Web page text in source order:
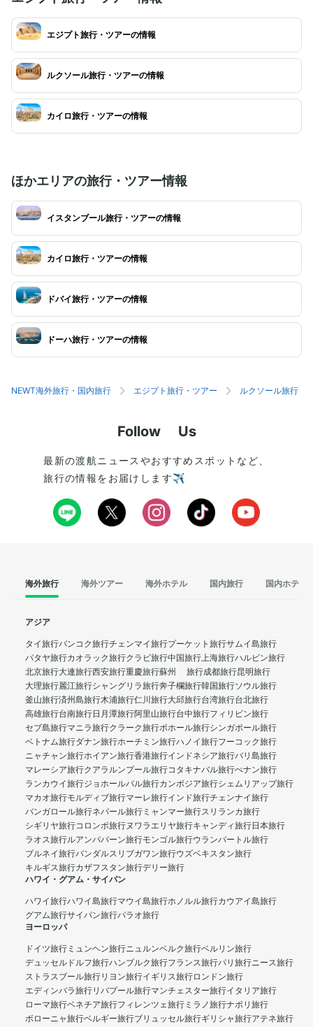
エジプト旅行・ツアーの情報
ルクソール旅行・ツアーの情報
カイロ旅行・ツアーの情報
ほかエリアの旅行・ツアー情報
イスタンブール旅行・ツアーの情報
カイロ旅行・ツアーの情報
ドバイ旅行・ツアーの情報
ドーハ旅行・ツアーの情報
NEWT海外旅行・国内旅行 エジプト旅行・ツアー ルクソール旅行・
Follow Us
最新の渡航ニュースやおすすめスポットなど、
旅行の情報をお届けします✈️
海外旅行 海外ツアー 海外ホテル 国内旅行 国内ホテル
アジア
タイ旅行バンコク旅行チェンマイ旅行プーケット旅行サムイ島旅行
パタヤ旅行カオラック旅行クラビ旅行中国旅行上海旅行ハルビン旅行
北京旅行大連旅行西安旅行重慶旅行蘇州 旅行成都旅行昆明旅行
大理旅行麗江旅行シャングリラ旅行奔子欄旅行韓国旅行ソウル旅行
釜山旅行済州島旅行木浦旅行仁川旅行大邱旅行台湾旅行台北旅行
高雄旅行台南旅行日月潭旅行阿里山旅行台中旅行フィリピン旅行
セブ島旅行マニラ旅行クラーク旅行ボホール旅行シンガポール旅行
ベトナム旅行ダナン旅行ホーチミン旅行ハノイ旅行フーコック旅行
ニャチャン旅行ホイアン旅行香港旅行インドネシア旅行バリ島旅行
マレーシア旅行クアラルンプール旅行コタキナバル旅行ぺナン旅行
ランカウイ旅行ジョホールバル旅行カンボジア旅行シェムリアップ旅行
マカオ旅行モルディブ旅行マーレ旅行インド旅行チェンナイ旅行
バンガロール旅行ネパール旅行 ミャンマー旅行スリランカ旅行
シギリヤ旅行コロンボ旅行ヌワラエリヤ旅行キャンディ旅行日本旅行
ラオス旅行ルアンパバーン旅行モンゴル旅行ウランバートル旅行
ブルネイ旅行バンダルスリブガワン旅行ウズベキスタン旅行
キルギス旅行カザフスタン旅行デリー旅行
ハワイ・グアム・サイパン
ハワイ旅行ハワイ島旅行マウイ島旅行ホノルル旅行カウアイ島旅行
グアム旅行サイパン旅行パラオ旅行
ヨーロッパ
ドイツ旅行 ミュンヘン旅行ニュルンベルク旅行ベルリン旅行
デュッセルドルフ旅行ハンブルク旅行フランス旅行パリ旅行ニース旅行
ストラスブール旅行リヨン旅行イギリス旅行ロンドン旅行
エディンバラ旅行リバプール旅行マンチェスター旅行イタリア旅行
ローマ旅行ベネチア旅行フィレンツェ旅行 ミラノ旅行ナポリ旅行
ボローニャ旅行ベルギー旅行ブリュッセル旅行ギリシャ旅行アテネ旅行